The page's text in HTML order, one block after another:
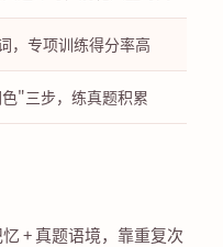
，专项训练得分率高
"三步，练真题积累
+ 真题语境，靠重复次